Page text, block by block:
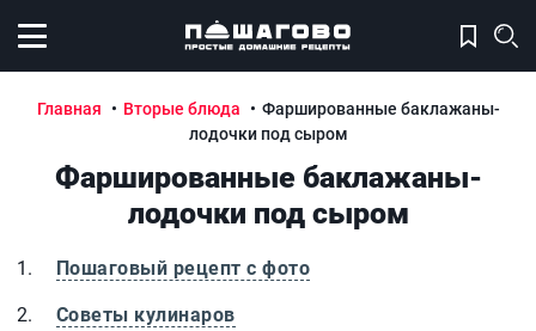
Открыть меню
Главная Вторые блюда
Фаршированные баклажаны-
лодочки под сыром
Фаршированные баклажаны-
лодочки под сыром
Пошаговый рецепт с фото
Советы кулинаров